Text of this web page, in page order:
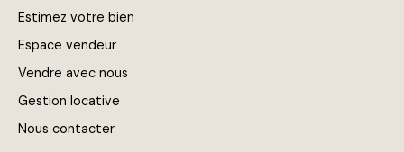
Estimez votre bien
Espace vendeur
Vendre avec nous
Gestion locative
Nous contacter